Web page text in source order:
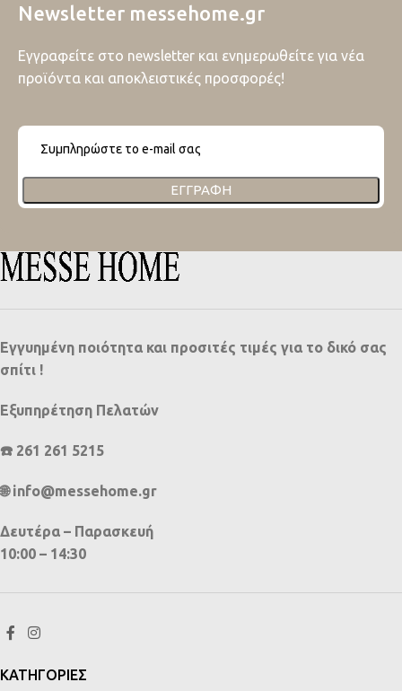
Newsletter messehome.gr
Εγγραφείτε στο newsletter και ενημερωθείτε για νέα
προϊόντα και αποκλειστικές προσφορές!
ΕΓΓΡΑΦΉ
Εγγυημένη ποιότητα και προσιτές τιμές για το δικό σας
σπίτι !
Εξυπηρέτηση Πελατών
☎️ 261 261 5215
🌐 info@messehome.gr
Δευτέρα – Παρασκευή
10:00 – 14:30
ΚΑΤΗΓΟΡΙΕΣ